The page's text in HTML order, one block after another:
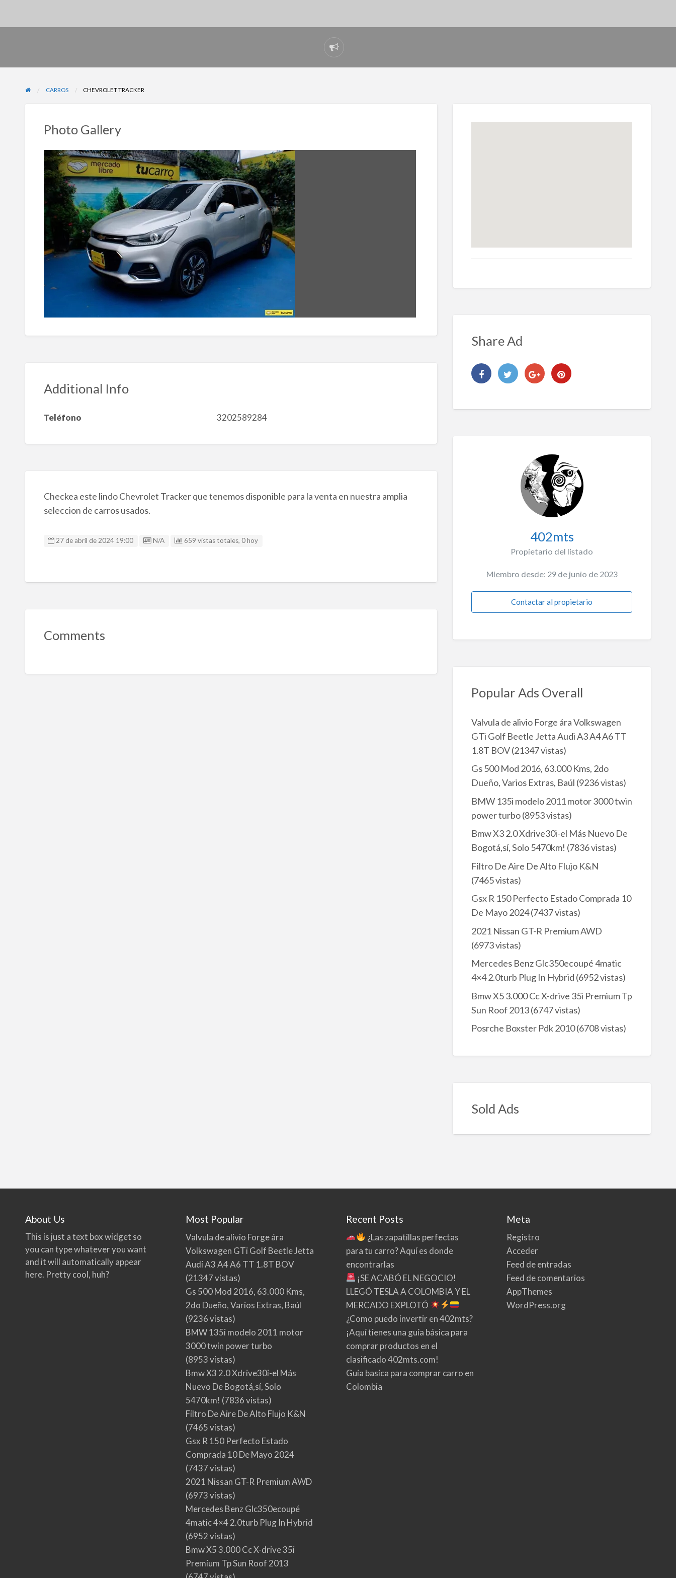
Reportar
problema
CARROS CHEVROLET TRACKER
Photo Gallery
Additional Info
Teléfono 3202589284
Checkea este lindo Chevrolet Tracker que tenemos disponible para la venta en nuestra amplia
seleccion de carros usados.
27 de abril de 2024 19:00 Listing ID
N/A 659 vistas totales, 0 hoy
Comments
Share Ad
402mts
Propietario del listado
Miembro desde: 29 de junio de 2023
Contactar al propietario
Popular Ads Overall
Valvula de alivio Forge ára Volkswagen
GTi Golf Beetle Jetta Audi A3 A4 A6 TT
1.8T BOV(21347 vistas)
Gs 500 Mod 2016, 63.000 Kms, 2do
Dueño, Varios Extras, Baúl (9236 vistas)
BMW 135i modelo 2011 motor 3000 twin
power turbo(8953 vistas)
Bmw X3 2.0 Xdrive30i-el Más Nuevo De
Bogotá,sí, Solo 5470km! (7836 vistas)
Filtro De Aire De Alto Flujo K&N
(7465 vistas)
Gsx R 150 Perfecto Estado Comprada 10
De Mayo 2024(7437 vistas)
2021 Nissan GT-R Premium AWD
(6973 vistas)
Mercedes Benz Glc350ecoupé 4matic
4×4 2.0turb Plug In Hybrid (6952 vistas)
Bmw X5 3.000 Cc X-drive 35i Premium Tp
Sun Roof 2013(6747 vistas)
Posrche Boxster Pdk 2010(6708 vistas)
Sold Ads
About Us
This is just a text box widget so
you can type whatever you want
and it will automatically appear
here. Pretty cool, huh?
Most Popular
Valvula de alivio Forge ára
Volkswagen GTi Golf Beetle Jetta
Audi A3 A4 A6 TT 1.8T BOV
(21347 vistas)
Gs 500 Mod 2016, 63.000 Kms,
2do Dueño, Varios Extras, Baúl
(9236 vistas)
BMW 135i modelo 2011 motor
3000 twin power turbo
(8953 vistas)
Bmw X3 2.0 Xdrive30i-el Más
Nuevo De Bogotá,sí, Solo
5470km! (7836 vistas)
Filtro De Aire De Alto Flujo K&N
(7465 vistas)
Gsx R 150 Perfecto Estado
Comprada 10 De Mayo 2024
(7437 vistas)
2021 Nissan GT-R Premium AWD
(6973 vistas)
Mercedes Benz Glc350ecoupé
4matic 4×4 2.0turb Plug In Hybrid
(6952 vistas)
Bmw X5 3.000 Cc X-drive 35i
Premium Tp Sun Roof 2013
Recent Posts
¿Las zapatillas perfectas
para tu carro? Aquí es donde
encontrarlas
¡SE ACABÓ EL NEGOCIO!
LLEGÓ TESLA A COLOMBIA Y EL
MERCADO EXPLOTÓ
¿Como puedo invertir en 402mts?
¡Aquí tienes una guía básica para
comprar productos en el
clasificado 402mts.com!
Guia basica para comprar carro en
Colombia
Meta
Registro
Acceder
Feed de entradas
Feed de comentarios
AppThemes
WordPress.org